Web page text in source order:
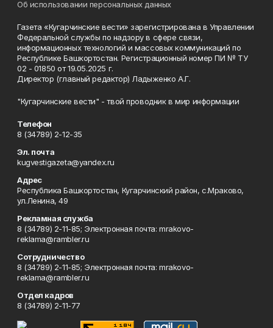
Об использовании персональных данных
Газета «Кугарчинские вести» зарегистрирована в Управлении
Федеральной службы по надзору в сфере связи,
информационных технологий и массовых коммуникаций по
Республике Башкортостан. Регистрационный номер ПИ № ТУ
02 - 01850 от 19.05.2025 г.
Директор (главный редактор) Ладыженко А.Г.
"Кугарчинские вести" - твой проводник в мир информации
Телефон
8 (34789) 2-12-35
Эл. почта
kugvestigazeta@yandex.ru
Адрес
Республика Башкортостан, Кугарчинский район, с.Мраково,
ул.Ленина, 49
Рекламная служба
8 (34789) 2-11-85; Электронная почта: mrakovo-
reklama@rambler.ru
Сотрудничество
8 (34789) 2-11-85; Электронная почта: mrakovo-
reklama@rambler.ru
Отдел кадров
8 (34789) 2-11-77